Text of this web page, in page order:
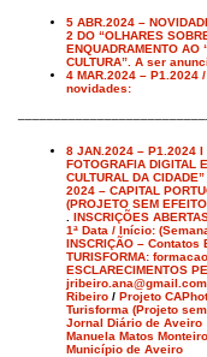
5 ABR.2024 –
2 DO “OLHARES
ENQUADRAMENTO AO
CULTURA”. A ser
4 MAR.2024 – P1.2024
novidades:
8 JAN.2024 – P1.2024 I
FOTOGRAFIA DIGITAL
CULTURAL DA
2024 – CAPITAL
(PROJETO SEM
INSCRIÇÕES
1ª Data / Início:
INSCRIÇÃO –
TURISFORMA:
ESCLARECIMENTOS
Ribeiro / Projeto
Turisforma (Projeto
Jornal Diário de Aveiro
Manuela Matos
Município de Aveiro